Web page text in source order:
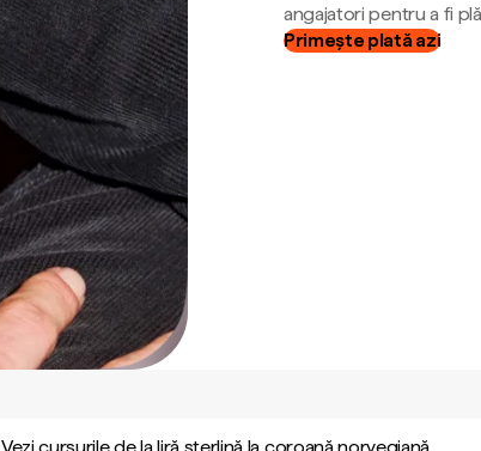
angajatori pentru a fi
Primește plată azi